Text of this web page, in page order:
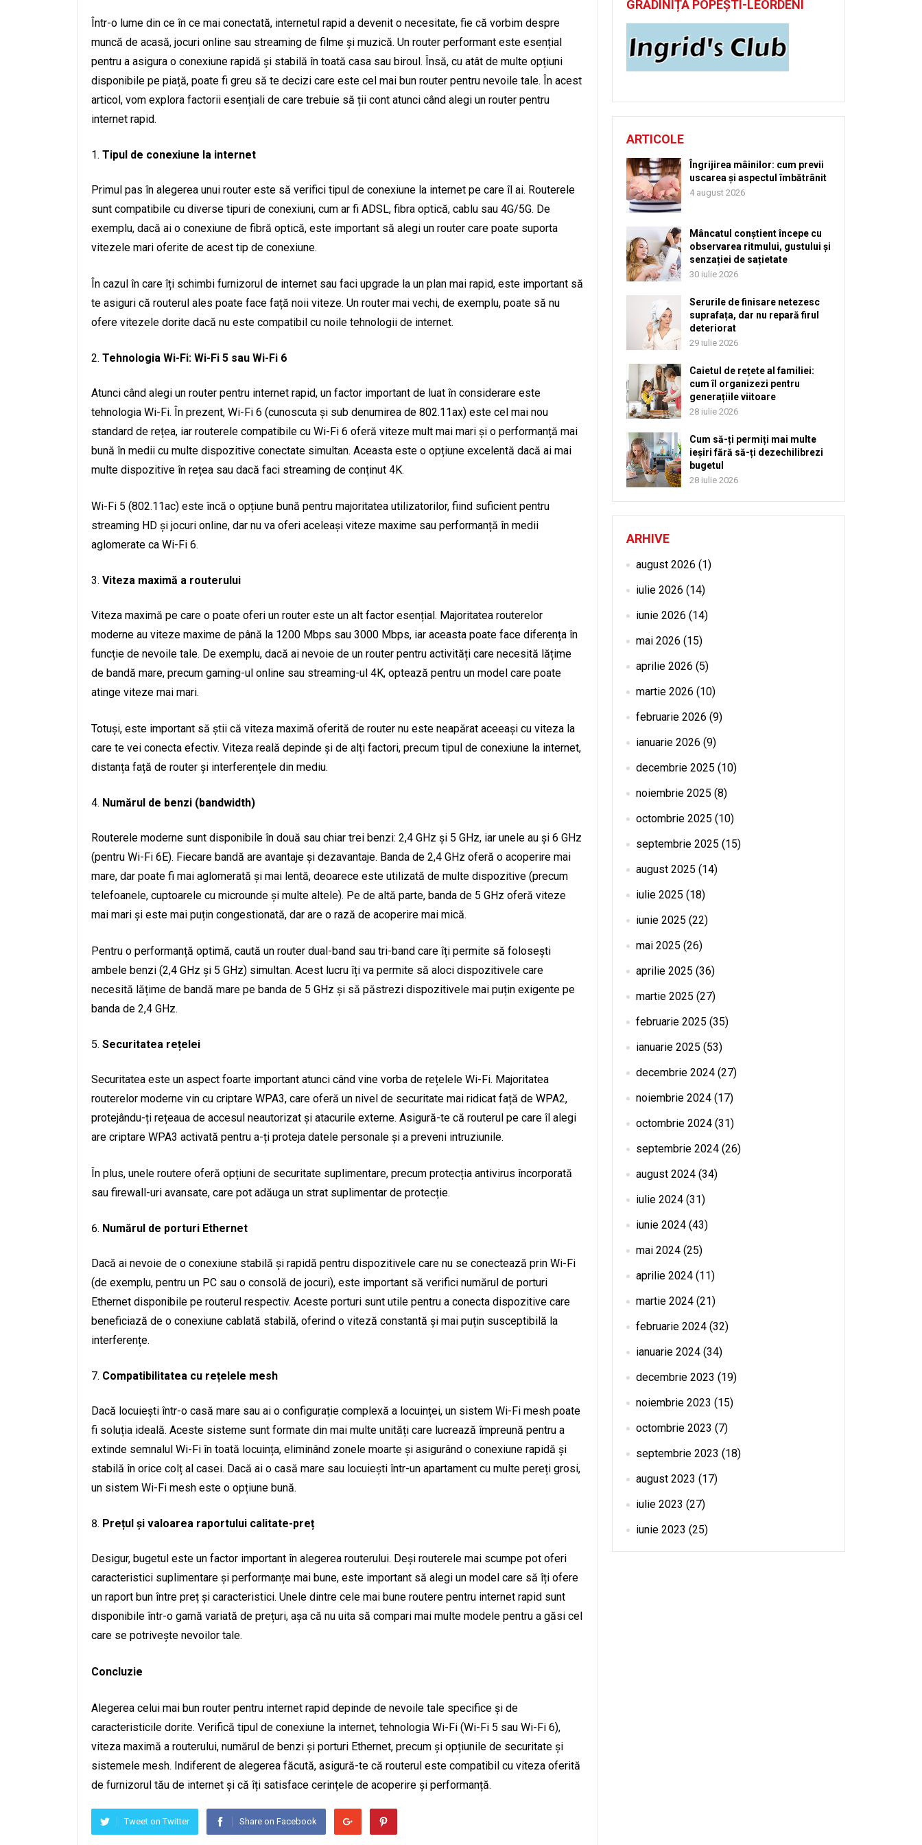
Într-o lume din ce în ce mai conectată, internetul rapid a devenit o necesitate, fie că vorbim despre
muncă de acasă, jocuri online sau streaming de filme și muzică. Un router performant este esențial
pentru a asigura o conexiune rapidă și stabilă în toată casa sau biroul. Însă, cu atât de multe opțiuni
disponibile pe piață, poate fi greu să te decizi care este cel mai bun router pentru nevoile tale. În acest
articol, vom explora factorii esențiali de care trebuie să ții cont atunci când alegi un router pentru
internet rapid.
Tipul de conexiune la internet
Primul pas în alegerea unui router este să verifici tipul de conexiune la internet pe care îl ai. Routerele
sunt compatibile cu diverse tipuri de conexiuni, cum ar fi ADSL, fibra optică, cablu sau 4G/5G. De
exemplu, dacă ai o conexiune de fibră optică, este important să alegi un router care poate suporta
vitezele mari oferite de acest tip de conexiune.
În cazul în care îți schimbi furnizorul de internet sau faci upgrade la un plan mai rapid, este important să
te asiguri că routerul ales poate face față noii viteze. Un router mai vechi, de exemplu, poate să nu
ofere vitezele dorite dacă nu este compatibil cu noile tehnologii de internet.
Tehnologia Wi-Fi: Wi-Fi 5 sau Wi-Fi 6
Atunci când alegi un router pentru internet rapid, un factor important de luat în considerare este
tehnologia Wi-Fi. În prezent, Wi-Fi 6 (cunoscuta și sub denumirea de 802.11ax) este cel mai nou
standard de rețea, iar routerele compatibile cu Wi-Fi 6 oferă viteze mult mai mari și o performanță mai
bună în medii cu multe dispozitive conectate simultan. Aceasta este o opțiune excelentă dacă ai mai
multe dispozitive în rețea sau dacă faci streaming de conținut 4K.
Wi-Fi 5 (802.11ac) este încă o opțiune bună pentru majoritatea utilizatorilor, fiind suficient pentru
streaming HD și jocuri online, dar nu va oferi aceleași viteze maxime sau performanță în medii
aglomerate ca Wi-Fi 6.
Viteza maximă a routerului
Viteza maximă pe care o poate oferi un router este un alt factor esențial. Majoritatea routerelor
moderne au viteze maxime de până la 1200 Mbps sau 3000 Mbps, iar aceasta poate face diferența în
funcție de nevoile tale. De exemplu, dacă ai nevoie de un router pentru activități care necesită lățime
de bandă mare, precum gaming-ul online sau streaming-ul 4K, optează pentru un model care poate
atinge viteze mai mari.
Totuși, este important să știi că viteza maximă oferită de router nu este neapărat aceeași cu viteza la
care te vei conecta efectiv. Viteza reală depinde și de alți factori, precum tipul de conexiune la internet,
distanța față de router și interferențele din mediu.
Numărul de benzi (bandwidth)
Routerele moderne sunt disponibile în două sau chiar trei benzi: 2,4 GHz și 5 GHz, iar unele au și 6 GHz
(pentru Wi-Fi 6E). Fiecare bandă are avantaje și dezavantaje. Banda de 2,4 GHz oferă o acoperire mai
mare, dar poate fi mai aglomerată și mai lentă, deoarece este utilizată de multe dispozitive (precum
telefoanele, cuptoarele cu microunde și multe altele). Pe de altă parte, banda de 5 GHz oferă viteze
mai mari și este mai puțin congestionată, dar are o rază de acoperire mai mică.
Pentru o performanță optimă, caută un router dual-band sau tri-band care îți permite să folosești
ambele benzi (2,4 GHz și 5 GHz) simultan. Acest lucru îți va permite să aloci dispozitivele care
necesită lățime de bandă mare pe banda de 5 GHz și să păstrezi dispozitivele mai puțin exigente pe
banda de 2,4 GHz.
Securitatea rețelei
Securitatea este un aspect foarte important atunci când vine vorba de rețelele Wi-Fi. Majoritatea
routerelor moderne vin cu criptare WPA3, care oferă un nivel de securitate mai ridicat față de WPA2,
protejându-ți rețeaua de accesul neautorizat și atacurile externe. Asigură-te că routerul pe care îl alegi
are criptare WPA3 activată pentru a-ți proteja datele personale și a preveni intruziunile.
În plus, unele routere oferă opțiuni de securitate suplimentare, precum protecția antivirus încorporată
sau firewall-uri avansate, care pot adăuga un strat suplimentar de protecție.
Numărul de porturi Ethernet
Dacă ai nevoie de o conexiune stabilă și rapidă pentru dispozitivele care nu se conectează prin Wi-Fi
(de exemplu, pentru un PC sau o consolă de jocuri), este important să verifici numărul de porturi
Ethernet disponibile pe routerul respectiv. Aceste porturi sunt utile pentru a conecta dispozitive care
beneficiază de o conexiune cablată stabilă, oferind o viteză constantă și mai puțin susceptibilă la
interferențe.
Compatibilitatea cu rețelele mesh
Dacă locuiești într-o casă mare sau ai o configurație complexă a locuinței, un sistem Wi-Fi mesh poate
fi soluția ideală. Aceste sisteme sunt formate din mai multe unități care lucrează împreună pentru a
extinde semnalul Wi-Fi în toată locuința, eliminând zonele moarte și asigurând o conexiune rapidă și
stabilă în orice colț al casei. Dacă ai o casă mare sau locuiești într-un apartament cu multe pereți grosi,
un sistem Wi-Fi mesh este o opțiune bună.
Prețul și valoarea raportului calitate-preț
Desigur, bugetul este un factor important în alegerea routerului. Deși routerele mai scumpe pot oferi
caracteristici suplimentare și performanțe mai bune, este important să alegi un model care să îți ofere
un raport bun între preț și caracteristici. Unele dintre cele mai bune routere pentru internet rapid sunt
disponibile într-o gamă variată de prețuri, așa că nu uita să compari mai multe modele pentru a găsi cel
care se potrivește nevoilor tale.
Concluzie
Alegerea celui mai bun router pentru internet rapid depinde de nevoile tale specifice și de
caracteristicile dorite. Verifică tipul de conexiune la internet, tehnologia Wi-Fi (Wi-Fi 5 sau Wi-Fi 6),
viteza maximă a routerului, numărul de benzi și porturi Ethernet, precum și opțiunile de securitate și
sistemele mesh. Indiferent de alegerea făcută, asigură-te că routerul este compatibil cu viteza oferită
de furnizorul tău de internet și că îți satisface cerințele de acoperire și performanță.
Tweet on Twitter Share on Facebook
GRĂDINIȚĂ POPEȘTI-LEORDENI
ARTICOLE
Îngrijirea mâinilor: cum previi
uscarea și aspectul îmbătrânit
4 august 2026
Mâncatul conștient începe cu
observarea ritmului, gustului și
senzației de sațietate
30 iulie 2026
Serurile de finisare netezesc
suprafața, dar nu repară firul
deteriorat
29 iulie 2026
Caietul de rețete al familiei:
cum îl organizezi pentru
generațiile viitoare
28 iulie 2026
Cum să-ți permiți mai multe
ieșiri fără să-ți dezechilibrezi
bugetul
28 iulie 2026
ARHIVE
august 2026 (1)
iulie 2026 (14)
iunie 2026 (14)
mai 2026 (15)
aprilie 2026 (5)
martie 2026 (10)
februarie 2026 (9)
ianuarie 2026 (9)
decembrie 2025 (10)
noiembrie 2025 (8)
octombrie 2025 (10)
septembrie 2025 (15)
august 2025 (14)
iulie 2025 (18)
iunie 2025 (22)
mai 2025 (26)
aprilie 2025 (36)
martie 2025 (27)
februarie 2025 (35)
ianuarie 2025 (53)
decembrie 2024 (27)
noiembrie 2024 (17)
octombrie 2024 (31)
septembrie 2024 (26)
august 2024 (34)
iulie 2024 (31)
iunie 2024 (43)
mai 2024 (25)
aprilie 2024 (11)
martie 2024 (21)
februarie 2024 (32)
ianuarie 2024 (34)
decembrie 2023 (19)
noiembrie 2023 (15)
octombrie 2023 (7)
septembrie 2023 (18)
august 2023 (17)
iulie 2023 (27)
iunie 2023 (25)